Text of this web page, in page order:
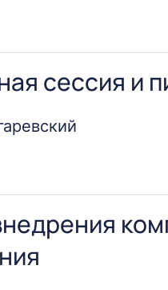
в одной из своих
ссыльные врачи».
Отличия эти
сессия и
характера
принимали
на стереотипы
данным самоотчетов),